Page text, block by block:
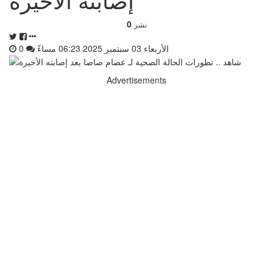
0 نشر
الأربعاء 03 سبتمبر 2025 06:23 مساءً
Advertisements